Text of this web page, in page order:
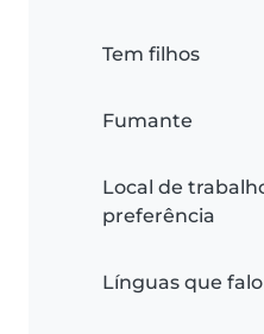
Tem filhos
Fumante
Local de
preferência
Línguas que falo